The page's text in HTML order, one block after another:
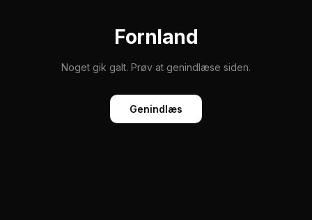
Fornland
Noget gik galt. Prøv at genindlæse siden.
Genindlæs